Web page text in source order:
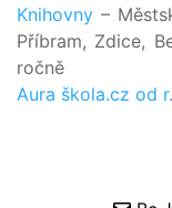
Knihovny –
Příbram, Zdice,
ročně
Aura škola.cz od